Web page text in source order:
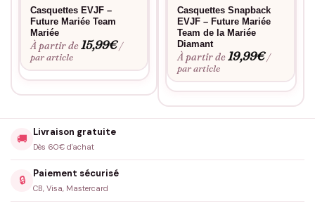
Casquettes EVJF –
Future Mariée Team
Mariée
À partir de15,99€ /
par article
Casquettes Snapback
EVJF – Future Mariée
Team de la Mariée
Diamant
À partir de19,99€ /
par article
🚚
Livraison gratuite
Dès 60€ d'achat
🔒
Paiement sécurisé
CB, Visa, Mastercard